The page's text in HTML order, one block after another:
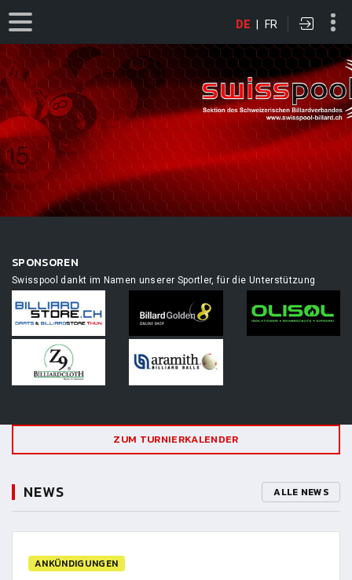
DE | FR
SPONSOREN
Swisspool dankt im Namen unserer Sportler, für die Unterstützung
ZUM TURNIERKALENDER
NEWS ALLE NEWS
ANKÜNDIGUNGEN